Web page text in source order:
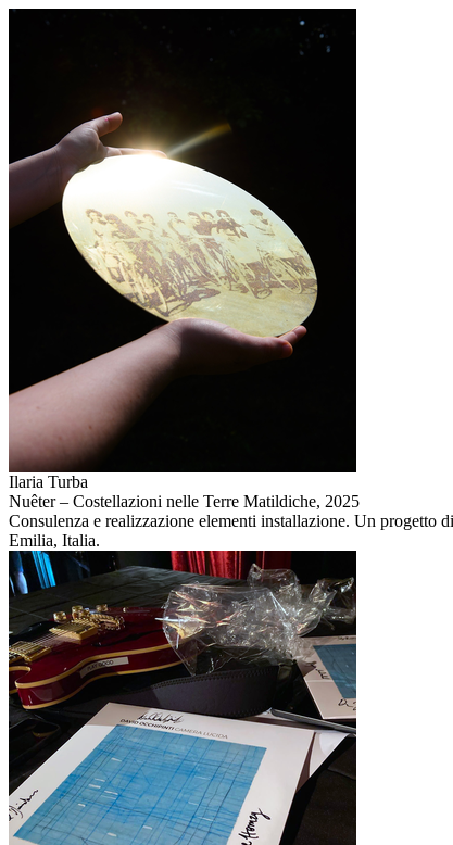
Ilaria Turba
Nuêter – Costellazioni nelle Terre Matildiche, 2025
Consulenza e realizzazione elementi installazione. Un
Emilia, Italia.